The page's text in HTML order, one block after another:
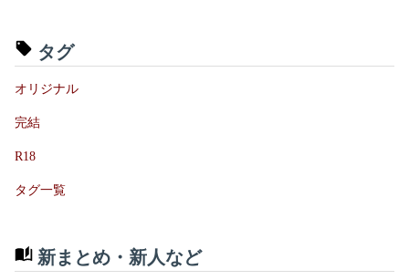
タグ
オリジナル
完結
R18
タグ一覧
新まとめ・新人など